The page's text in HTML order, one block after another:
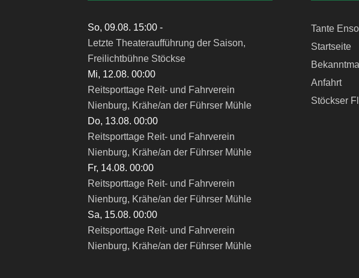
So, 09.08. 15:00 -
Letzte Theateraufführung der Saison,
Freilichtbühne Stöckse
Mi, 12.08. 00:00
Reitsporttage Reit- und Fahrverein
Nienburg, Krähe/an der Führser Mühle
Do, 13.08. 00:00
Reitsporttage Reit- und Fahrverein
Nienburg, Krähe/an der Führser Mühle
Fr, 14.08. 00:00
Reitsporttage Reit- und Fahrverein
Nienburg, Krähe/an der Führser Mühle
Sa, 15.08. 00:00
Reitsporttage Reit- und Fahrverein
Nienburg, Krähe/an der Führser Mühle
Tante
Startseite
Anfahrt
Stöckser